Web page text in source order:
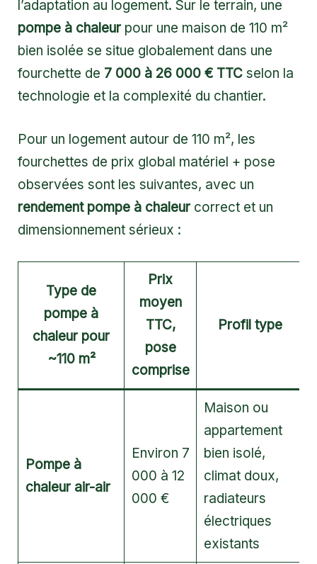
l’adaptation au logement. Sur le terrain, une
pompe à chaleurpour une maison de 110 m²
bien isolée se situe globalement dans une
fourchette de 7 000 à 26 000 € TTC selon la
technologie et la complexité du chantier.
Pour un logement autour de 110 m², les
fourchettes de prix global matériel + pose
observées sont les suivantes, avec un
rendement pompe à chaleurcorrect et un
dimensionnement sérieux :
Type de
pompe à
chaleur pour
~110 m²
Prix
moyen
TTC,
pose
comprise
Profil type
Pompe à
chaleur air-air
Environ 7
000 à 12
000 €
Maison ou
appartement
bien isolé,
climat doux,
radiateurs
électriques
existants